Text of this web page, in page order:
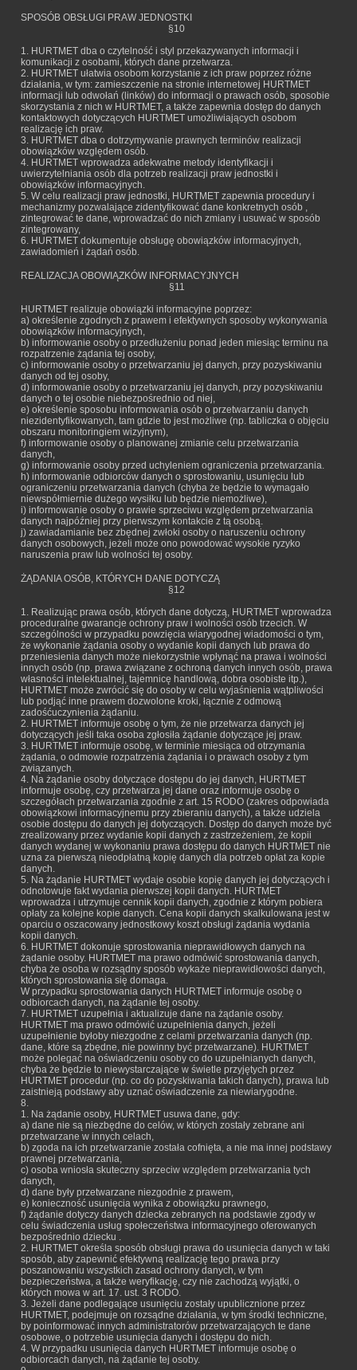
SPOSÓB OBSŁUGI PRAW JEDNOSTKI
§10
1. HURTMET dba o czytelność i styl przekazywanych informacji i
komunikacji z osobami, których dane przetwarza.
2. HURTMET ułatwia osobom korzystanie z ich praw poprzez różne
działania, w tym: zamieszczenie na stronie internetowej HURTMET
informacji lub odwołań (linków) do informacji o prawach osób, sposobie
skorzystania z nich w HURTMET, a także zapewnia dostęp do danych
kontaktowych dotyczących HURTMET umożliwiających osobom
realizację ich praw.
3. HURTMET dba o dotrzymywanie prawnych terminów realizacji
obowiązków względem osób.
4. HURTMET wprowadza adekwatne metody identyfikacji i
uwierzytelniania osób dla potrzeb realizacji praw jednostki i
obowiązków informacyjnych.
5. W celu realizacji praw jednostki, HURTMET zapewnia procedury i
mechanizmy pozwalające zidentyfikować dane konkretnych osób ,
zintegrować te dane, wprowadzać do nich zmiany i usuwać w sposób
zintegrowany,
6. HURTMET dokumentuje obsługę obowiązków informacyjnych,
zawiadomień i żądań osób.
REALIZACJA OBOWIĄZKÓW INFORMACYJNYCH
§11
HURTMET realizuje obowiązki informacyjne poprzez:
a) określenie zgodnych z prawem i efektywnych sposoby wykonywania
obowiązków informacyjnych,
b) informowanie osoby o przedłużeniu ponad jeden miesiąc terminu na
rozpatrzenie żądania tej osoby,
c) informowanie osoby o przetwarzaniu jej danych, przy pozyskiwaniu
danych od tej osoby,
d) informowanie osoby o przetwarzaniu jej danych, przy pozyskiwaniu
danych o tej osobie niebezpośrednio od niej,
e) określenie sposobu informowania osób o przetwarzaniu danych
niezidentyfikowanych, tam gdzie to jest możliwe (np. tabliczka o objęciu
obszaru monitoringiem wizyjnym),
f) informowanie osoby o planowanej zmianie celu przetwarzania
danych,
g) informowanie osoby przed uchyleniem ograniczenia przetwarzania.
h) informowanie odbiorców danych o sprostowaniu, usunięciu lub
ograniczeniu przetwarzania danych (chyba że będzie to wymagało
niewspółmiernie dużego wysiłku lub będzie niemożliwe),
i) informowanie osoby o prawie sprzeciwu względem przetwarzania
danych najpóźniej przy pierwszym kontakcie z tą osobą.
j) zawiadamianie bez zbędnej zwłoki osoby o naruszeniu ochrony
danych osobowych, jeżeli może ono powodować wysokie ryzyko
naruszenia praw lub wolności tej osoby.
ŻĄDANIA OSÓB, KTÓRYCH DANE DOTYCZĄ
§12
1. Realizując prawa osób, których dane dotyczą, HURTMET wprowadza
proceduralne gwarancje ochrony praw i wolności osób trzecich. W
szczególności w przypadku powzięcia wiarygodnej wiadomości o tym,
że wykonanie żądania osoby o wydanie kopii danych lub prawa do
przeniesienia danych może niekorzystnie wpłynąć na prawa i wolności
innych osób (np. prawa związane z ochroną danych innych osób, prawa
własności intelektualnej, tajemnicę handlową, dobra osobiste itp.),
HURTMET może zwrócić się do osoby w celu wyjaśnienia wątpliwości
lub podjąć inne prawem dozwolone kroki, łącznie z odmową
zadośćuczynienia żądaniu.
2. HURTMET informuje osobę o tym, że nie przetwarza danych jej
dotyczących jeśli taka osoba zgłosiła żądanie dotyczące jej praw.
3. HURTMET informuje osobę, w terminie miesiąca od otrzymania
żądania, o odmowie rozpatrzenia żądania i o prawach osoby z tym
związanych.
4. Na żądanie osoby dotyczące dostępu do jej danych, HURTMET
informuje osobę, czy przetwarza jej dane oraz informuje osobę o
szczegółach przetwarzania zgodnie z art. 15 RODO (zakres odpowiada
obowiązkowi informacyjnemu przy zbieraniu danych), a także udziela
osobie dostępu do danych jej dotyczących. Dostęp do danych może być
zrealizowany przez wydanie kopii danych z zastrzeżeniem, że kopii
danych wydanej w wykonaniu prawa dostępu do danych HURTMET nie
uzna za pierwszą nieodpłatną kopię danych dla potrzeb opłat za kopie
danych.
5. Na żądanie HURTMET wydaje osobie kopię danych jej dotyczących i
odnotowuje fakt wydania pierwszej kopii danych. HURTMET
wprowadza i utrzymuje cennik kopii danych, zgodnie z którym pobiera
opłaty za kolejne kopie danych. Cena kopii danych skalkulowana jest w
oparciu o oszacowany jednostkowy koszt obsługi żądania wydania
kopii danych.
6. HURTMET dokonuje sprostowania nieprawidłowych danych na
żądanie osoby. HURTMET ma prawo odmówić sprostowania danych,
chyba że osoba w rozsądny sposób wykaże nieprawidłowości danych,
których sprostowania się domaga.
W przypadku sprostowania danych HURTMET informuje osobę o
odbiorcach danych, na żądanie tej osoby.
7. HURTMET uzupełnia i aktualizuje dane na żądanie osoby.
HURTMET ma prawo odmówić uzupełnienia danych, jeżeli
uzupełnienie byłoby niezgodne z celami przetwarzania danych (np.
dane, które są zbędne, nie powinny być przetwarzane). HURTMET
może polegać na oświadczeniu osoby co do uzupełnianych danych,
chyba że będzie to niewystarczające w świetle przyjętych przez
HURTMET procedur (np. co do pozyskiwania takich danych), prawa lub
zaistnieją podstawy aby uznać oświadczenie za niewiarygodne.
8.
1. Na żądanie osoby, HURTMET usuwa dane, gdy:
a) dane nie są niezbędne do celów, w których zostały zebrane ani
przetwarzane w innych celach,
b) zgoda na ich przetwarzanie została cofnięta, a nie ma innej podstawy
prawnej przetwarzania,
c) osoba wniosła skuteczny sprzeciw względem przetwarzania tych
danych,
d) dane były przetwarzane niezgodnie z prawem,
e) konieczność usunięcia wynika z obowiązku prawnego,
f) żądanie dotyczy danych dziecka zebranych na podstawie zgody w
celu świadczenia usług społeczeństwa informacyjnego oferowanych
bezpośrednio dziecku .
2. HURTMET określa sposób obsługi prawa do usunięcia danych w taki
sposób, aby zapewnić efektywną realizację tego prawa przy
poszanowaniu wszystkich zasad ochrony danych, w tym
bezpieczeństwa, a także weryfikację, czy nie zachodzą wyjątki, o
których mowa w art. 17. ust. 3 RODO.
3. Jeżeli dane podlegające usunięciu zostały upublicznione przez
HURTMET, podejmuje on rozsądne działania, w tym środki techniczne,
by poinformować innych administratorów przetwarzających te dane
osobowe, o potrzebie usunięcia danych i dostępu do nich.
4. W przypadku usunięcia danych HURTMET informuje osobę o
odbiorcach danych, na żądanie tej osoby.